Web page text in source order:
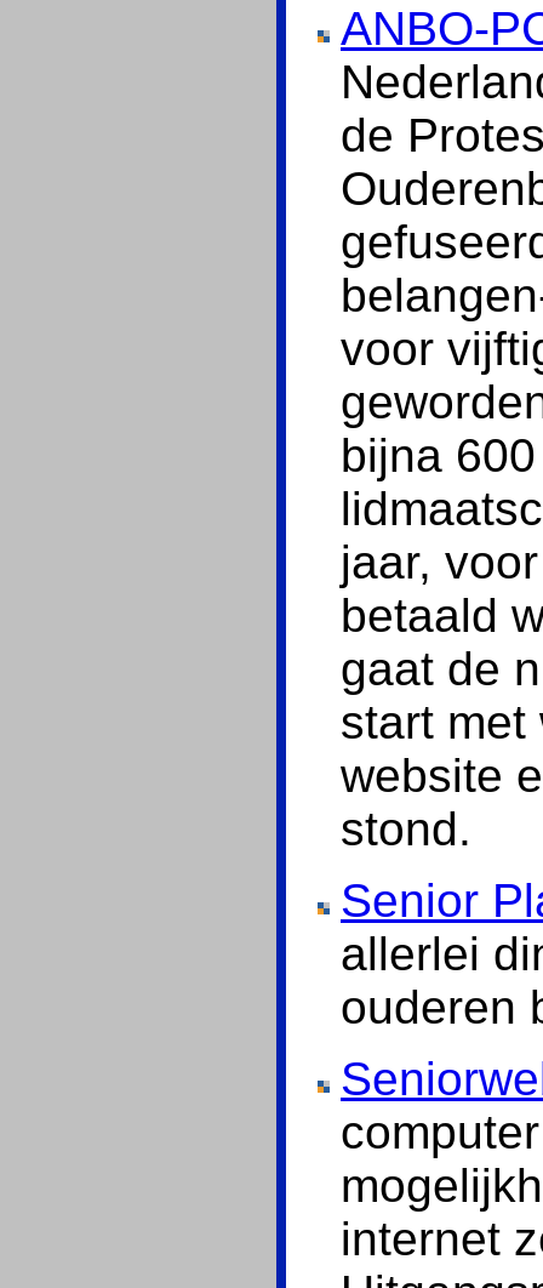
ANBO-
de
voor
bijna
jaar,
betaald
gaat de
start met
website
stond.
Senior
allerlei
ouderen
internet